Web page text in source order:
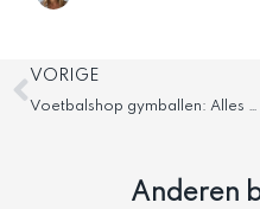
Vorige
VORIGE
Voetbalshop gymballen: Alles over gymballen
Anderen